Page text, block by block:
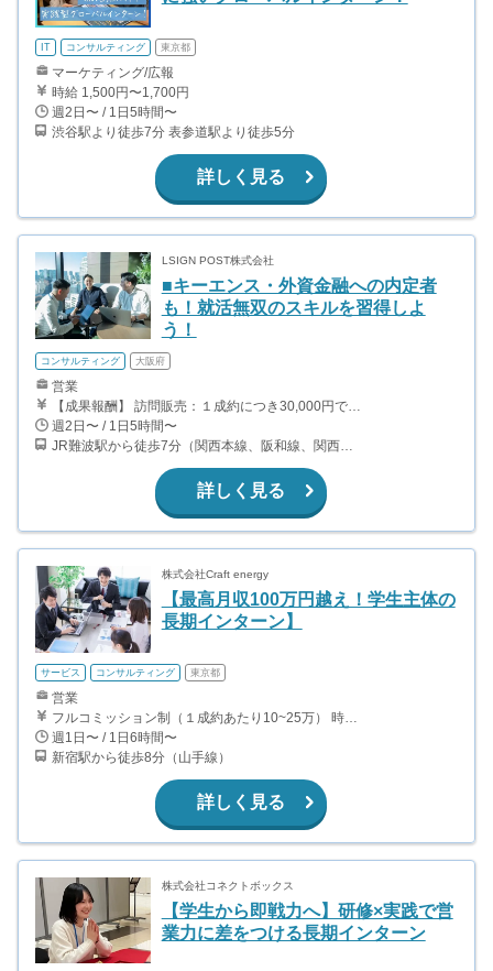
IT コンサルティング 東京都
マーケティング/広報
時給 1,500円〜1,700円
週2日〜 / 1日5時間〜
渋谷駅より徒歩7分 表参道駅より徒歩5分
詳しく見る
LSIGN POST株式会社
■キーエンス・外資金融への内定者
も！就活無双のスキルを習得しよ
う！
コンサルティング 大阪府
営業
【成果報酬】 訪問販売：１成約につき30,000円です。 例えば、光インターネットの成約であれば、平均的に2.5日で1件の契約が見込めます。（12,000円/1日6時間稼働） ＜月収例＞月に100万以上稼ぐ方もいます！ ・月5件成約：150,000円 ・月15件成約：450,000円 ・月30成約：900,000円➕マネジメントインセンティブ300,000円 合計1,200,000円 時給換算で2,000円程度が、平均的なインターン生の報酬となっています。
週2日〜 / 1日5時間〜
JR難波駅から徒歩7分（関西本線、阪和線、関西空港線） 大阪難波駅から徒歩13分（近鉄奈良線、阪神なんば線） 桜川駅から徒歩4分（大阪メトロ千日前線、阪神なんば線）
詳しく見る
株式会社Craft energy
【最高月収100万円越え！学生主体の
長期インターン】
サービス コンサルティング 東京都
営業
フルコミッション制（１成約あたり10~25万） 時給換算で（2000円〜2500円）程度が目安となります。 月100万を稼ぐ学生多数在籍しています。 ■収入例 〇入社1か月目（早稲田大学2年生） 役職：アポインター 月間1契約×10万円＝10万円 ＋交通費 〇入社3か月目（明治大学2年生） 役職：アポインター 月間2契約×13万円＝26万円 ＋交通費 〇入社6か月目（慶應義塾大学3年生） 役職：アポインター 月間5契約×15万円＝75万円 ＋交通費 〇入社15か月目（東京大学3年生） 役職：クローザー 月間3契約×25万=75万円 ＋交通費 交通費支給あり
週1日〜 / 1日6時間〜
新宿駅から徒歩8分（山手線）
詳しく見る
株式会社コネクトボックス
【学生から即戦力へ】研修×実践で営
業力に差をつける長期インターン